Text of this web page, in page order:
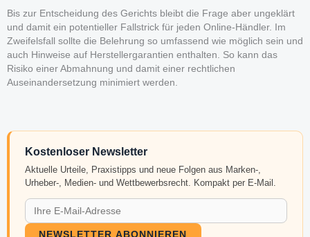
Bis zur Entscheidung des Gerichts bleibt die Frage aber ungeklärt
und damit ein potentieller Fallstrick für jeden Online-Händler. Im
Zweifelsfall sollte die Belehrung so umfassend wie möglich sein und
auch Hinweise auf Herstellergarantien enthalten. So kann das
Risiko einer Abmahnung und damit einer rechtlichen
Auseinandersetzung minimiert werden.
Kostenloser Newsletter
Aktuelle Urteile, Praxistipps und neue Folgen aus Marken-,
Urheber-, Medien- und Wettbewerbsrecht. Kompakt per E-Mail.
NEWSLETTER ABONNIEREN